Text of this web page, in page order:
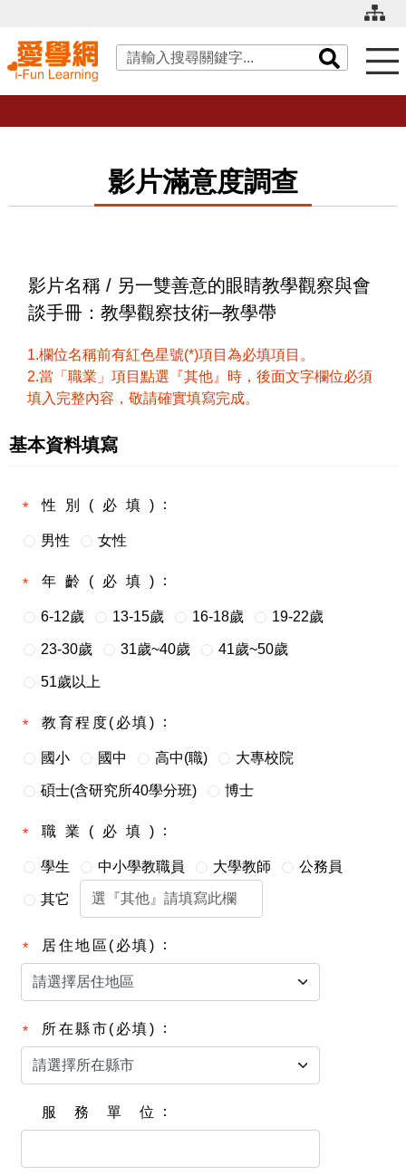
關鍵字搜尋
影片滿意度調查
影片名稱 / 另一雙善意的眼睛教學觀察與會
談手冊：教學觀察技術─教學帶
1.欄位名稱前有紅色星號(*)項目為必填項目。
2.當「職業」項目點選『其他』時，後面文字欄位必須
填入完整內容，敬請確實填寫完成。
基本資料填寫
性別(必填)
男性 女性
年齡(必填)
6-12歲 13-15歲 16-18歲 19-22歲
23-30歲 31歲~40歲 41歲~50歲
51歲以上
教育程度(必填)
國小 國中 高中(職) 大專校院
碩士(含研究所40學分班) 博士
職業(必填)
學生 中小學教職員 大學教師 公務員
其它
居住地區(必填)
所在縣市(必填)
服務單位